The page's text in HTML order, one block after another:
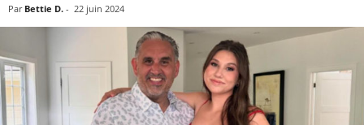
Par Bettie D. - 22 juin 2024